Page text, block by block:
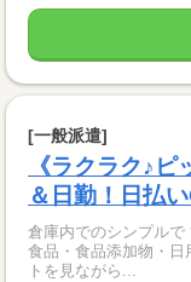
[一般派遣]
《ラクラク♪
＆日勤！日払
倉庫内でのシンプルで 簡単
食品・食品添加物・日用雑貨 な
トを見ながら...